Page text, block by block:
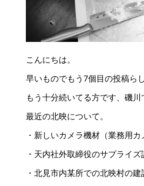
こんにちは。
早いものでもう7個目の投稿ら
もう十分続いてる方です、磯川
最近の北映について。
・新しいカメラ機材（業務用
・天内社外取締役のサプライ
・北見市内某所での北映村の建